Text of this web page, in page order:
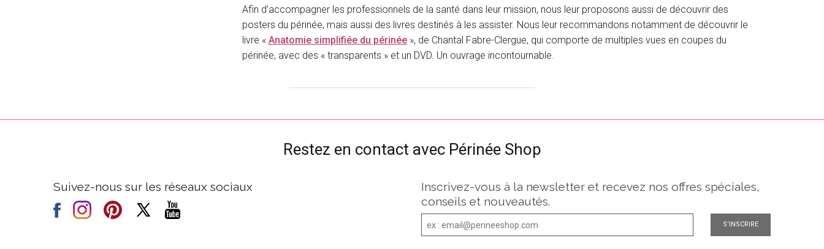
Afin d’accompagner les professionnels de la santé dans leur mission, nous leur proposons aussi de découvrir des
posters du périnée, mais aussi des livres destinés à les assister. Nous leur recommandons notamment de découvrir le
livre « Anatomie simplifiée du périnée», de Chantal Fabre-Clergue, qui comporte de multiples vues en coupes du
périnée, avec des « transparents » et un DVD. Un ouvrage incontournable.
Restez en contact avec Périnée Shop
Suivez-nous sur les réseaux sociaux
Inscrivez-vous à la newsletter et recevez nos offres spéciales,
conseils et nouveautés.
S'INSCRIRE